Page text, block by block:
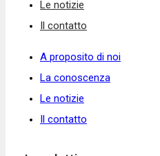
Le notizie
Il contatto
A proposito di noi
La conoscenza
Le notizie
Il contatto